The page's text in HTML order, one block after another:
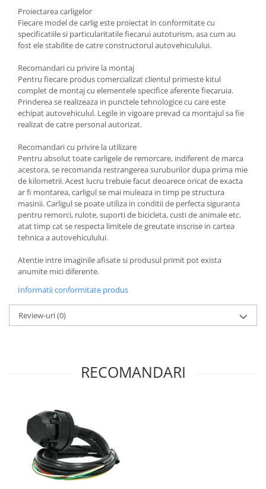
Carlige Seat
Carlige Skoda
Carlige SsangYong
Carlige Subaru
Carlige Suzuki
Carlige Tesla
Carlige Toyota
Carlige Volkswagen
Carlige Volvo
Carlige Xpeng
Carlige Xpeng G6
Carlige Xpeng G9
Covorase si tavite
Covorase auto
Covorase auto Alfa Romeo
Covorase auto Audi
Covorase auto Bmw
Covorase auto Chevrolet
Covorase auto Citroen
Covorase auto Ford
Covorase auto Isuzu
Covorase auto Iveco
Covorase auto Jeep
Covorase auto Kia
Covorase auto Land Rover
Proiectarea carligelor
Fiecare model de carlig este proiectat in conformitate cu
specificatiile si particularitatile fiecarui autoturism, asa cum au
fost ele stabilite de catre constructorul autovehiculului.
Recomandari cu privire la montaj
Pentru fiecare produs comercializat clientul primeste kitul
complet de montaj cu elementele specifice aferente fiecaruia.
Prinderea se realizeaza in punctele tehnologice cu care este
echipat autovehiculul. Legile in vigoare prevad ca montajul sa fie
realizat de catre personal autorizat.
Recomandari cu privire la utilizare
Pentru absolut toate carligele de remorcare, indiferent de marca
acestora, se recomanda restrangerea suruburilor dupa prima mie
de kilometrii. Acest lucru trebuie facut deoarece oricat de exacta
ar fi montarea, carligul se mai muleaza in timp pe structura
masinii. Carligul se poate utiliza in conditii de perfecta siguranta
pentru remorci, rulote, suporti de bicicleta, custi de animale etc.
atat timp cat se respecta limitele de greutate inscrise in cartea
tehnica a autovehiculului.
Atentie intre imaginile afisate si produsul primit pot exista
anumite mici diferente.
Informatii conformitate produs
Review-uri(0)
RECOMANDARI